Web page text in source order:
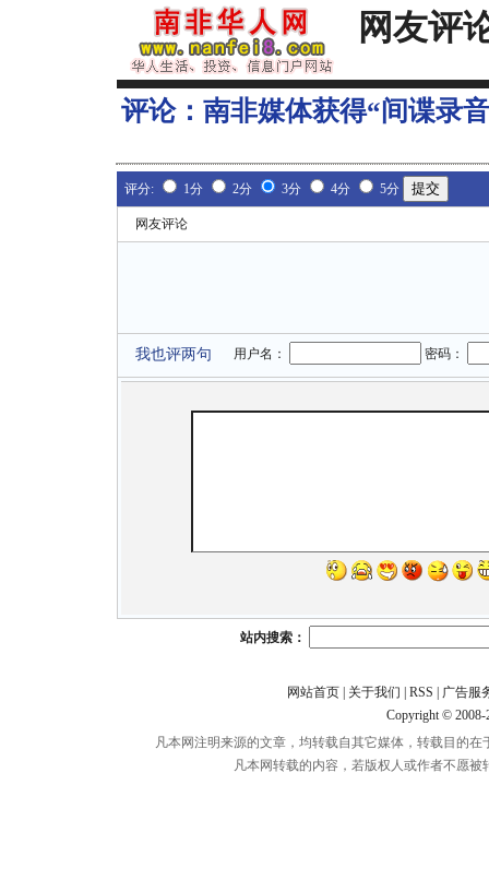
网友评
评论： 南非媒体获得“间谍录
评分: 1分 2分 3分 4分 5分
网友评论
我也评两句 用户名： 密码：
站内搜索：
网站首页| 关于我们 RSS
广告服
Copyright ©
凡本网注明来源的文章，均转载自其它媒体，转载目的
凡本网转载的内容，若版权人或作者不愿